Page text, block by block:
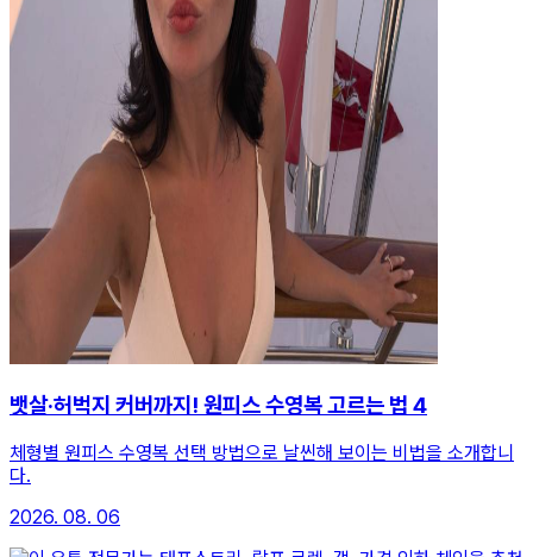
뱃살·허벅지 커버까지! 원피스 수영복 고르는 법 4
체형별 원피스 수영복 선택 방법으로 날씬해 보이는 비법을 소개합니
다.
2026. 08. 06